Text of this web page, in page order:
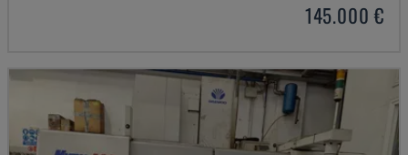
145.000 €